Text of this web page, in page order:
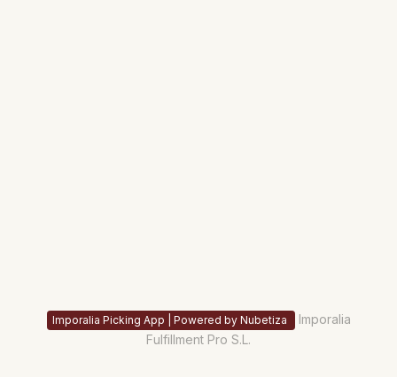
Imporalia Picking App | Powered by Nubetiza
Imporalia
Fulfillment Pro S.L.